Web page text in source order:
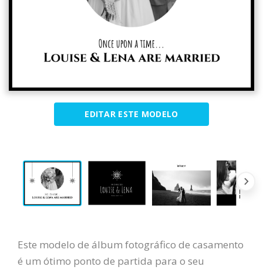
EDITAR ESTE MODELO
Este modelo de álbum fotográfico de casamento
é um ótimo ponto de partida para o seu